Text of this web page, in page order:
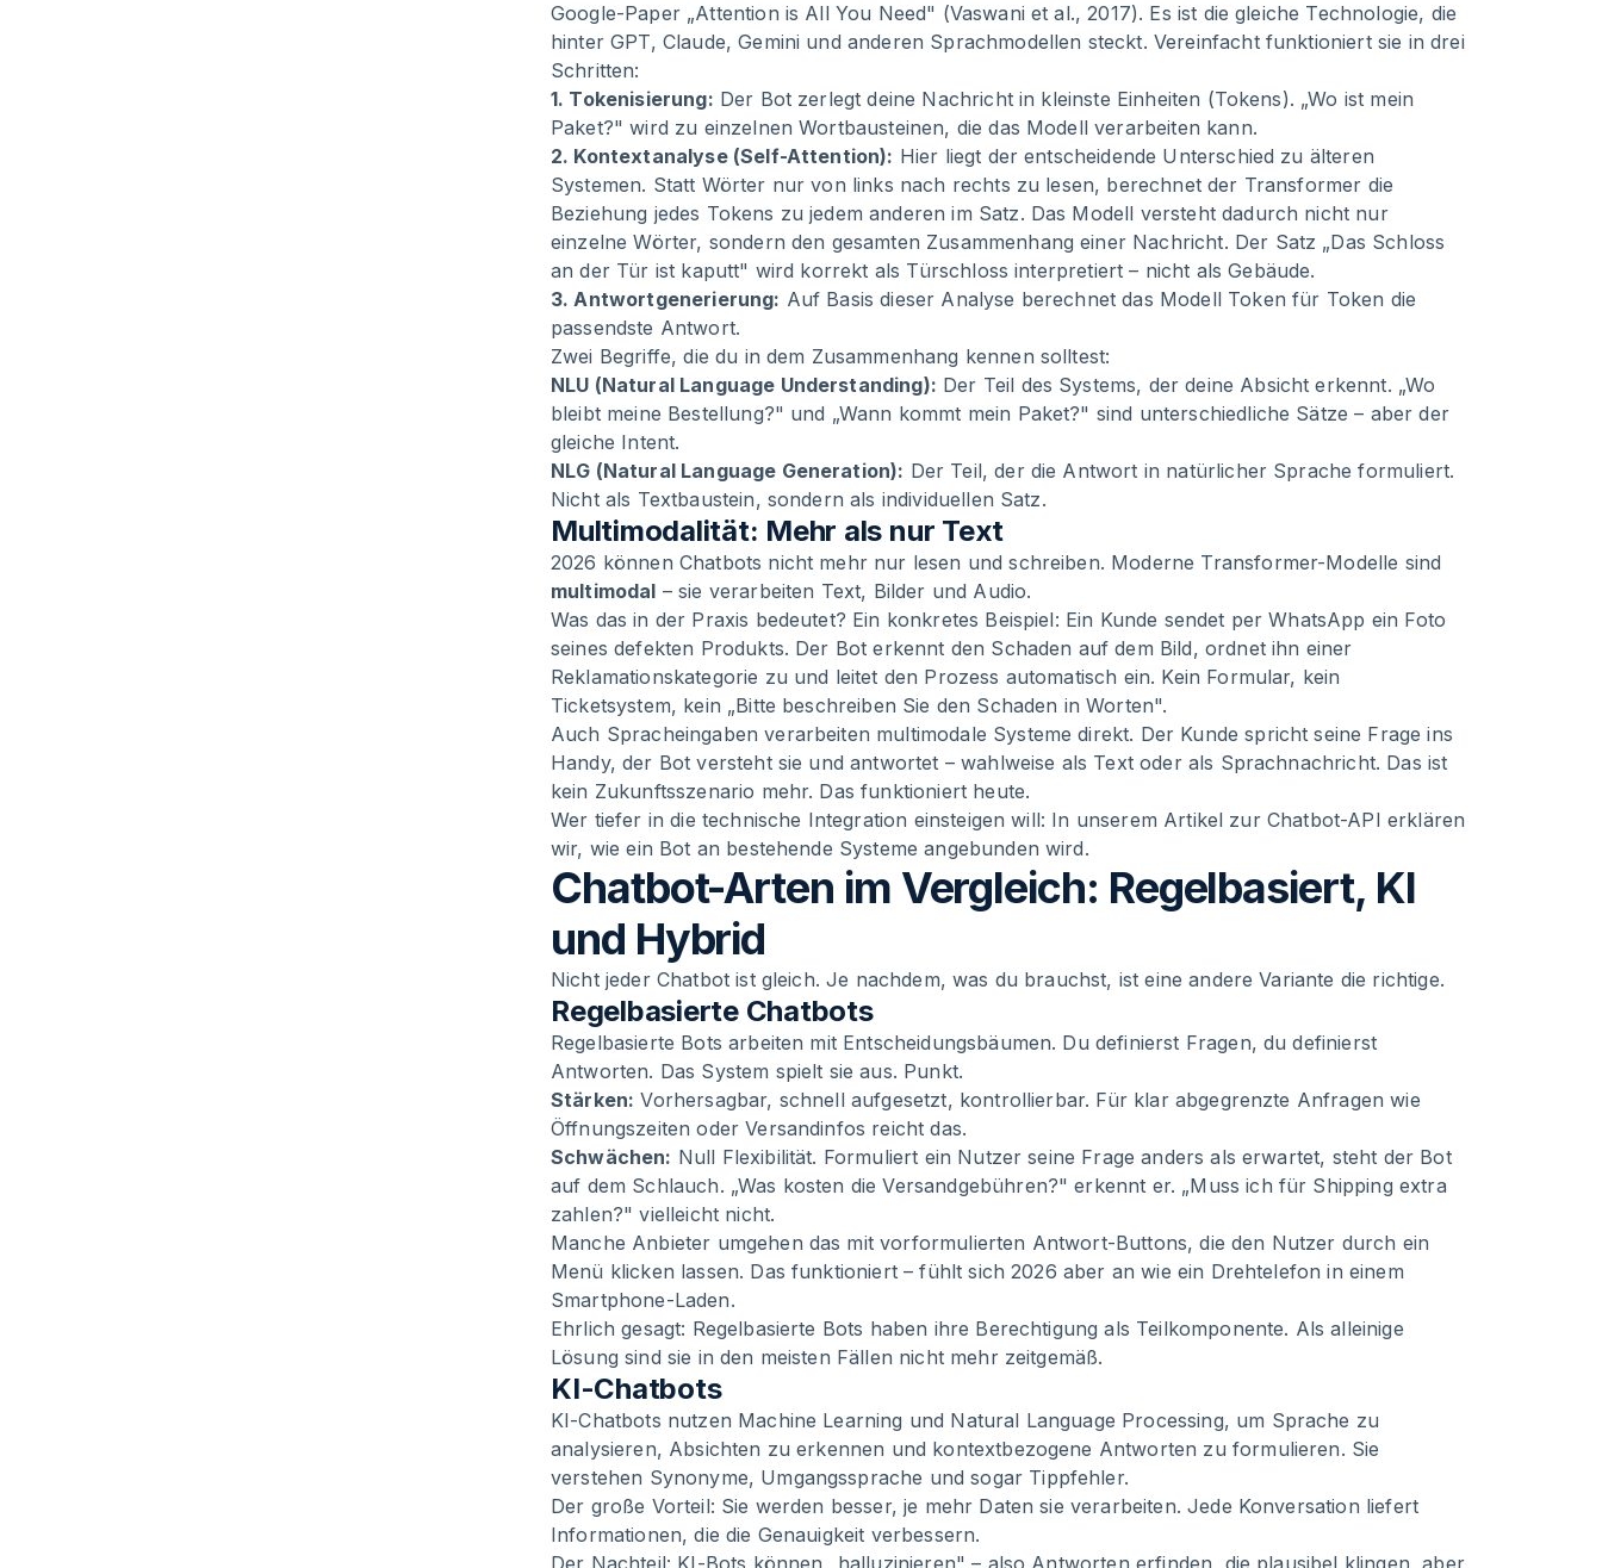
Google-Paper „Attention is All You Need" (Vaswani et al., 2017). Es ist die gleiche Technologie, die
hinter GPT, Claude, Gemini und anderen Sprachmodellen steckt. Vereinfacht funktioniert sie in drei
Schritten:
1. Tokenisierung: Der Bot zerlegt deine Nachricht in kleinste Einheiten (Tokens). „Wo ist mein
Paket?" wird zu einzelnen Wortbausteinen, die das Modell verarbeiten kann.
2. Kontextanalyse (Self-Attention): Hier liegt der entscheidende Unterschied zu älteren
Systemen. Statt Wörter nur von links nach rechts zu lesen, berechnet der Transformer die
Beziehung jedes Tokens zu jedem anderen im Satz. Das Modell versteht dadurch nicht nur
einzelne Wörter, sondern den gesamten Zusammenhang einer Nachricht. Der Satz „Das Schloss
an der Tür ist kaputt" wird korrekt als Türschloss interpretiert – nicht als Gebäude.
3. Antwortgenerierung: Auf Basis dieser Analyse berechnet das Modell Token für Token die
passendste Antwort.
Zwei Begriffe, die du in dem Zusammenhang kennen solltest:
NLU (Natural Language Understanding): Der Teil des Systems, der deine Absicht erkennt. „Wo
bleibt meine Bestellung?" und „Wann kommt mein Paket?" sind unterschiedliche Sätze – aber der
gleiche Intent.
NLG (Natural Language Generation): Der Teil, der die Antwort in natürlicher Sprache formuliert.
Nicht als Textbaustein, sondern als individuellen Satz.
Multimodalität: Mehr als nur Text
2026 können Chatbots nicht mehr nur lesen und schreiben. Moderne Transformer-Modelle sind
multimodal – sie verarbeiten Text, Bilder und Audio.
Was das in der Praxis bedeutet? Ein konkretes Beispiel: Ein Kunde sendet per WhatsApp ein Foto
seines defekten Produkts. Der Bot erkennt den Schaden auf dem Bild, ordnet ihn einer
Reklamationskategorie zu und leitet den Prozess automatisch ein. Kein Formular, kein
Ticketsystem, kein „Bitte beschreiben Sie den Schaden in Worten".
Auch Spracheingaben verarbeiten multimodale Systeme direkt. Der Kunde spricht seine Frage ins
Handy, der Bot versteht sie und antwortet – wahlweise als Text oder als Sprachnachricht. Das ist
kein Zukunftsszenario mehr. Das funktioniert heute.
Wer tiefer in die technische Integration einsteigen will: In unserem Artikel zur Chatbot-API erklären
wir, wie ein Bot an bestehende Systeme angebunden wird.
Chatbot-Arten im Vergleich: Regelbasiert, KI
und Hybrid
Nicht jeder Chatbot ist gleich. Je nachdem, was du brauchst, ist eine andere Variante die richtige.
Regelbasierte Chatbots
Regelbasierte Bots arbeiten mit Entscheidungsbäumen. Du definierst Fragen, du definierst
Antworten. Das System spielt sie aus. Punkt.
Stärken: Vorhersagbar, schnell aufgesetzt, kontrollierbar. Für klar abgegrenzte Anfragen wie
Öffnungszeiten oder Versandinfos reicht das.
Schwächen: Null Flexibilität. Formuliert ein Nutzer seine Frage anders als erwartet, steht der Bot
auf dem Schlauch. „Was kosten die Versandgebühren?" erkennt er. „Muss ich für Shipping extra
zahlen?" vielleicht nicht.
Manche Anbieter umgehen das mit vorformulierten Antwort-Buttons, die den Nutzer durch ein
Menü klicken lassen. Das funktioniert – fühlt sich 2026 aber an wie ein Drehtelefon in einem
Smartphone-Laden.
Ehrlich gesagt: Regelbasierte Bots haben ihre Berechtigung als Teilkomponente. Als alleinige
Lösung sind sie in den meisten Fällen nicht mehr zeitgemäß.
KI-Chatbots
KI-Chatbots nutzen Machine Learning und Natural Language Processing, um Sprache zu
analysieren, Absichten zu erkennen und kontextbezogene Antworten zu formulieren. Sie
verstehen Synonyme, Umgangssprache und sogar Tippfehler.
Der große Vorteil: Sie werden besser, je mehr Daten sie verarbeiten. Jede Konversation liefert
Informationen, die die Genauigkeit verbessern.
Der Nachteil: KI-Bots können „halluzinieren" – also Antworten erfinden, die plausibel klingen, aber